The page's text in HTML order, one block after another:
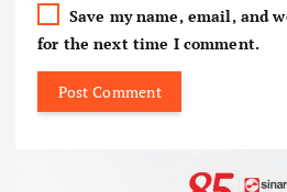
Save my name, email, and
for the next time I comment.